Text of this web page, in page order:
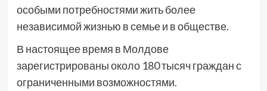
особыми потребностями жить более
независимой жизнью в семье и в обществе.
В настоящее время в Молдове
зарегистрированы около 180 тысяч граждан с
ограниченными возможностями.